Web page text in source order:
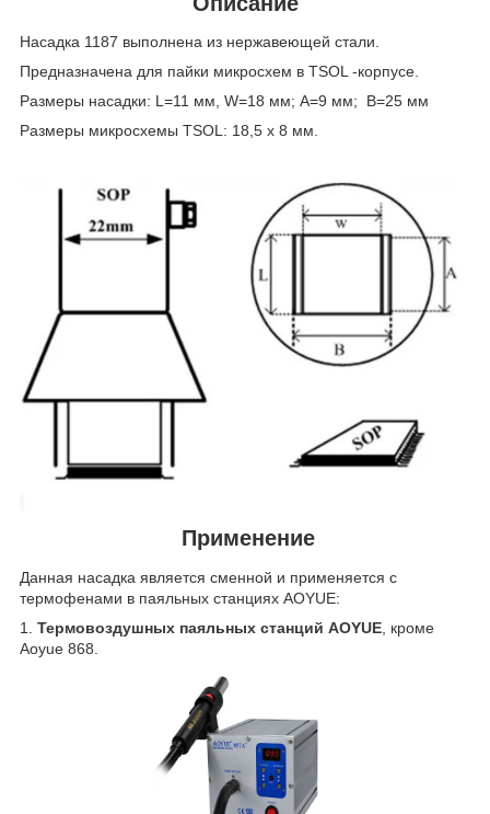
Насадка 1187 выполнена из нержавеющей стали.
Предназначена для пайки микросхем в TSOL -корпусе.
Размеры насадки: L=11 мм, W=18 мм; А=9 мм; В=25 мм
Размеры микросхемы TSOL: 18,5 х 8 мм.
Применение
Данная насадка является сменной и применяется с
термофенами в паяльных станциях AOYUE:
1. Термовоздушных паяльных станций AOYUE , кроме
Aoyue 868.